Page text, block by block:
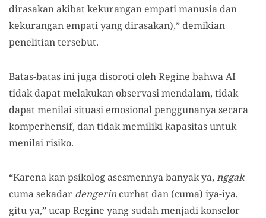
dirasakan akibat kekurangan empati manusia dan
kekurangan empati yang dirasakan),” demikian
penelitian tersebut.
Batas-batas ini juga disoroti oleh Regine bahwa AI
tidak dapat melakukan observasi mendalam, tidak
dapat menilai situasi emosional penggunanya secara
komperhensif, dan tidak memiliki kapasitas untuk
menilai risiko.
“Karena kan psikolog asesmennya banyak ya, nggak
cuma sekadar dengerin curhat dan (cuma) iya-iya,
gitu ya,” ucap Regine yang sudah menjadi konselor